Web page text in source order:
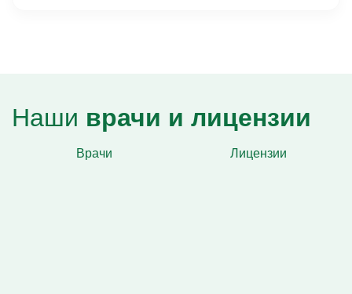
Наши врачи и лицензии
Врачи Лицензии